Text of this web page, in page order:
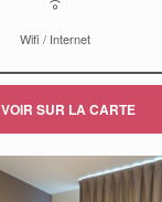
Wifi / Internet
VOIR SUR LA CARTE